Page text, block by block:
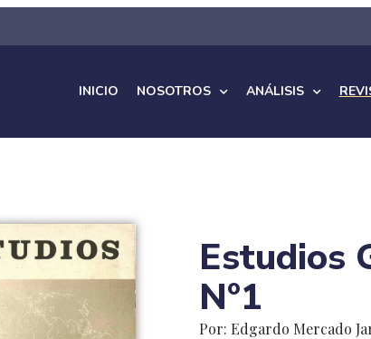
INICIO NOSOTROS ANÁLISIS
Estudios
N°1
Por: Edgardo Mercado